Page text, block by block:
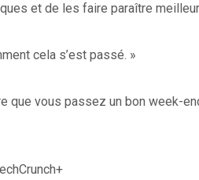
et de les faire paraître
cela s’est passé. »
que vous passez un bon week-